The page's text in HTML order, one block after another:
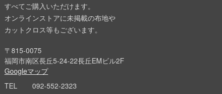
すべてご購入いただけます。
オンラインストアに未掲載の布地や
カットクロス等もございます。
〒815-0075
福岡市南区長丘5-24-22長丘EMビル2F
Googleマップ
TEL
092-552-2323